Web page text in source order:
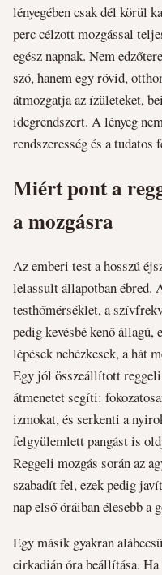
lényegében csak dél körül
perc célzott mozgással
egész napnak. Nem
szó, hanem egy rövid,
átmozgatja az ízületeket,
idegrendszert. A lényeg
rendszeresség és a tudatos
Miért pont a
a mozgásra
Az emberi test a hosszú
lelassult állapotban ébred.
testhőmérséklet, a
pedig kevésbé kenő állagú,
lépések nehézkesek, a hát
Egy jól összeállított
átmenetet segíti:
izmokat, és serkenti a
felgyülemlett pangást is
Reggeli mozgás során az
szabadít fel, ezek pedig
nap első óráiban élesebb a
Egy másik gyakran
cirkadián óra beállítása.